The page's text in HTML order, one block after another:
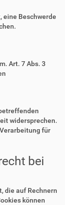
eine Beschwerde
Art. 7 Abs. 3
widersprechen.
für
bei
die auf Rechnern
können